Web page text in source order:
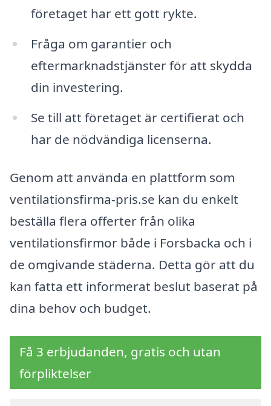
företaget har ett gott rykte.
Fråga om garantier och
eftermarknadstjänster för att skydda
din investering.
Se till att företaget är certifierat och
har de nödvändiga licenserna.
Genom att använda en plattform som
ventilationsfirma-pris.se kan du enkelt
beställa flera offerter från olika
ventilationsfirmor både i Forsbacka och i
de omgivande städerna. Detta gör att du
kan fatta ett informerat beslut baserat på
dina behov och budget.
Få 3 erbjudanden, gratis och utan
förpliktelser